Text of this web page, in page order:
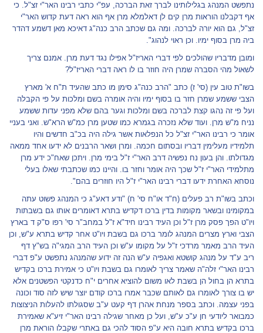
נתפשט המנהג בגלילותינו לברך זאת הברכה, עפ"י כתבי רבינו האר"י זצ"ל. כי
אף דקבלנו הוראות מרן קים לן דאלמלא מרן אף הוא ראה דעת קדוש האר"י
זצ"ל, גם הוא יורה לברכה. ומה גם שכתב הרב כנה"ג דאיכא מאן דשמע דהדר
ביה מרן בסוף ימיו. וכן ראוי לנהוג".
ומובן מדבריו שהולכים לפי דברי האריז"ל אפילו נגד דעת מרן. אמנם צריך
לשאול מהי הסברה שמרן היה חוזר בו לו ראה דברי האריז"ל?
בשו"ת טוב עין (סי' ז) כתב "הרב כנה"ג סימן מו כתב שהעיד ת"ח א' מארץ
הצבי ששמע שמרן חזר בו בסוף ימיו והיה אומרה בשם ומלכות על פי הקבלה
ועל פי זה נהגו קצת לברכה בשם ומלכות וגער בהם שלא מפני עדות ששמע
נניח מ"ש מרן. ועוד שלא נזכרה בגמרא כמו שטען מרן כמ"ש הרא"ש. ואני בעניי
אומר כי רבינו האר"י זצ"ל כל הנפלאות אשר גילה היה בכ"ב חדשים והיו
תלמידיו מעלימין דבריו ובסתום חכמה. ומרן ושאר הרבנים לא ידעו אחד ממאה
מגדולתו. והן בעון נח נפשיה דרב האר"י ז"ל בימי מרן. ויתכן שאח"כ ידע מרן
מתלמידי האר"י ז"ל שכך היה אומר וחזר בו. והיינו כמו שכתבתי שאלו בעלי
נוסחא האחרת ידעו דברי רבינו האר"י ז"ל היו חוזרים בהם".
וכתב בשו"ת רב פעלים (ח"ד או"ח סי' ח) "ודע דאע"ג כי המנהג פשוט עתה
במקומינו ובשאר מקומות בדין ברכו דקדיש בתרא דאומרים אותו גם בשבתות
ויו"ט הפך פסק מרן ז"ל וכן העיד רבינו חיד"א ז"ל במחב"ר סי' רפו ס"ק ד בארץ
הצבי וארץ מצרים המנהג לומר ברכו גם בשבת ויו"ט אחר קדיש בתרא ע"ש, וכן
העיד הרב מאמר מרדכי ז"ל על מקומו ע"ש וכן העיד הרב המגי"ה בש"ץ דף
ריב ע"ד על מנהג קושטא ואגפיה ע"ש הנה זה ידוע שהמנהג נתפשט ע"פ דברי
רבינו האר"י זלה"ה שאמר צריך לאומרו גם בשבת ויו"ט כי אמירת ברכו בקדיש
בתרא הן בחול הן בשבת לאו משום להוציא אחרים י"ח כדנקטי הפשטנים אלא
יש בו צורך לאומרו גם לאותם שכבר אמרו ברכו קודם יוצר שיש לזה סוד וכונה
בפני עצמה. וכתב בספר מנחת אהרן דף קעט ע"ב שסגולתו להעלות הניצוצות
כמבואר ליודעי חן ע"כ ע"ש, ועל כן מאחר שגילה רבינו האר"י זיע"א שאמירת
ברכו בקדיש בתרא חובה היא ע"פ הסוד להכי גם באתרי שקבלו הוראת מרן